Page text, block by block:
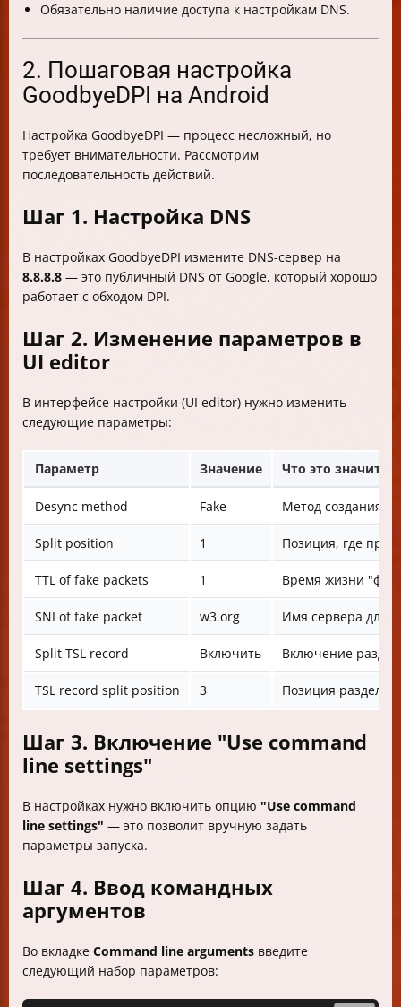
Обязательно наличие доступа к настройкам DNS.
2. Пошаговая настройка
GoodbyeDPI на Android
Настройка GoodbyeDPI — процесс несложный, но
требует внимательности. Рассмотрим
последовательность действий.
Шаг 1. Настройка DNS
В настройках GoodbyeDPI измените DNS-сервер на
8.8.8.8 — это публичный DNS от Google, который хорошо
работает с обходом DPI.
Шаг 2. Изменение параметров в
UI editor
В интерфейсе настройки (UI editor) нужно изменить
следующие параметры:
Параметр Значение Что это значит?
Desync method Fake Метод создания
Split position 1 Позиция, где
TTL of fake packets 1 Время жизни
SNI of fake packet w3.org Имя сервера для
Split TSL record Включить Включение
TSL record split position 3 Позиция
Шаг 3. Включение "Use command
line settings"
В настройках нужно включить опцию "Use command
line settings" — это позволит вручную задать
параметры запуска.
Шаг 4. Ввод командных
аргументов
Во вкладке Command line arguments введите
следующий набор параметров: